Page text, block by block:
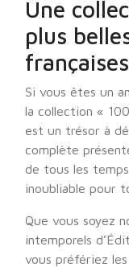
Une
plus
Si vous êtes un
la collection «
est un trésor à
complète
de tous les
inoubliable pour
Que vous soyez
intemporels
vous préfériez